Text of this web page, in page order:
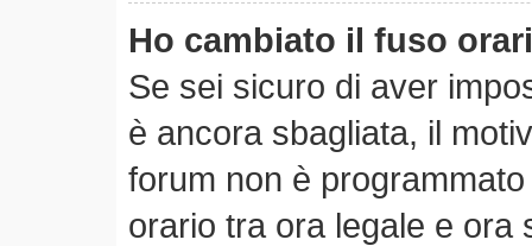
Ho cambiato il fuso
Se sei sicuro di aver
è ancora sbagliata, il
forum non è
orario tra ora legale e ora